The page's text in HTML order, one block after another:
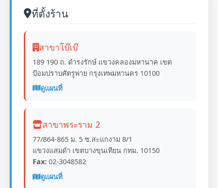
ที่ตั้งร้าน
สาขาโบ๊เบ๊
189 190 ถ. ดำรงรักษ์ แขวงคลองมหานาค เขต
ป้อมปราบศัตรูพ่าย กรุงเทพมหานคร 10100
ดูแผนที่
สาขาพระราม 2
77/864-865 ม. 5 ซ.สะแกงาม 8/1
แขวงแสมดำ เขตบางขุนเทียน กทม. 10150
Fax: 02-3048582
ดูแผนที่